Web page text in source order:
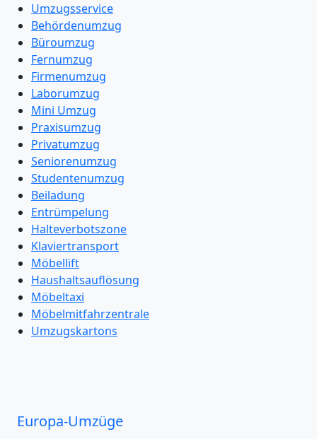
Umzugsservice
Behördenumzug
Büroumzug
Fernumzug
Firmenumzug
Laborumzug
Mini Umzug
Praxisumzug
Privatumzug
Seniorenumzug
Studentenumzug
Beiladung
Entrümpelung
Halteverbotszone
Klaviertransport
Möbellift
Haushaltsauflösung
Möbeltaxi
Möbelmitfahrzentrale
Umzugskartons
Europa-Umzüge